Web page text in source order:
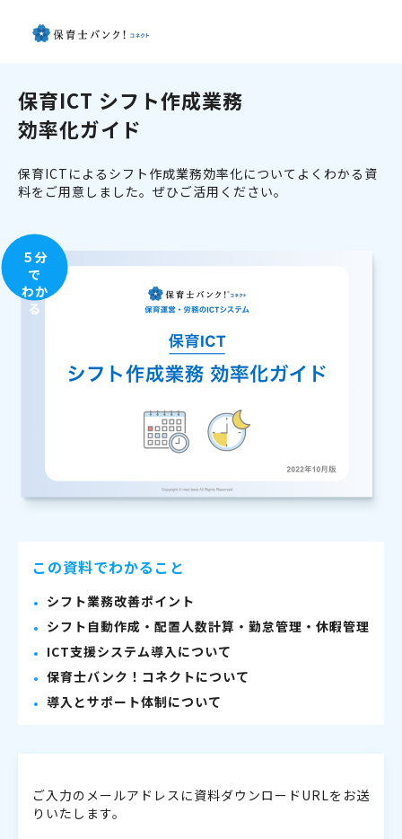
保育ICT シフト作成業務
効率化ガイド
保育ICTによるシフト作成業務効率化についてよくわかる資
料をご用意しました。ぜひご活用ください。
５分
で
わか
る
この資料でわかること
シフト業務改善ポイント
シフト自動作成・配置人数計算・勤怠管理・休暇管理
ICT支援システム導入について
保育士バンク！コネクトについて
導入とサポート体制について
ご入力のメールアドレスに資料ダウンロードURLをお送
りいたします。